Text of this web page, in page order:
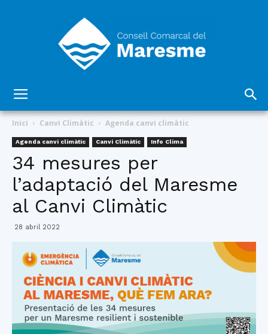
Comarcal
del
Inici Canvi Climàtic Agenda canvi climàtic
Agenda canvi climàtic Canvi Climàtic Info Clima
34 mesures per
l’adaptació del Maresme
al Canvi Climàtic
28 abril 2022